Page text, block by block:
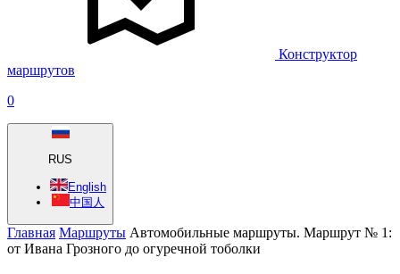
Конструктор
маршрутов
0
RUS
English
中国人
Главная Маршруты Автомобильные маршруты. Маршрут № 1:
от Ивана Грозного до огуречной тоболки